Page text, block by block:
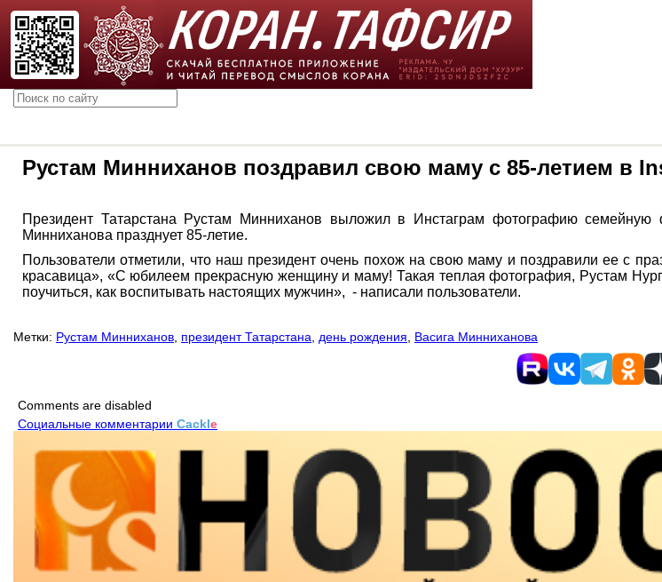
Рустам Минниханов поздравил свою маму с 85-летием в
Президент Татарстана Рустам Минниханов выложил в Инстаграм фотографию
Минниханова празднует 85-летие.
Пользователи отметили, что наш президент очень похож на свою маму и поздравили ее с
красавица», «С юбилеем прекрасную женщину и маму! Такая теплая фотография, Рустам
поучиться, как воспитывать настоящих мужчин», - написали пользователи.
Метки: Рустам Минниханов президент Татарстана день рождения Васига Минниханова
Comments are disabled
Социальные комментарии Cackle